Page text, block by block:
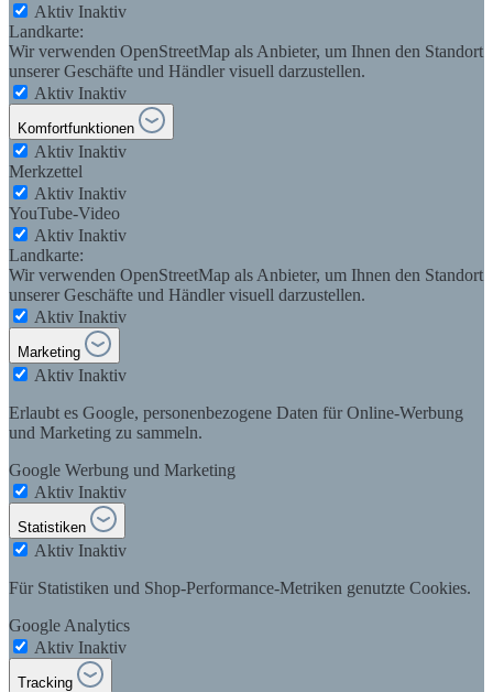
Aktiv Inaktiv
Landkarte:
Wir verwenden OpenStreetMap als Anbieter, um Ihnen den Standort
unserer Geschäfte und Händler visuell darzustellen.
Aktiv Inaktiv
Komfortfunktionen
Aktiv Inaktiv
Merkzettel
Aktiv Inaktiv
YouTube-Video
Aktiv Inaktiv
Landkarte:
Wir verwenden OpenStreetMap als Anbieter, um Ihnen den Standort
unserer Geschäfte und Händler visuell darzustellen.
Aktiv Inaktiv
Marketing
Aktiv Inaktiv
Erlaubt es Google, personenbezogene Daten für Online-Werbung
und Marketing zu sammeln.
Google Werbung und Marketing
Aktiv Inaktiv
Statistiken
Aktiv Inaktiv
Für Statistiken und Shop-Performance-Metriken genutzte Cookies.
Google Analytics
Aktiv Inaktiv
Tracking